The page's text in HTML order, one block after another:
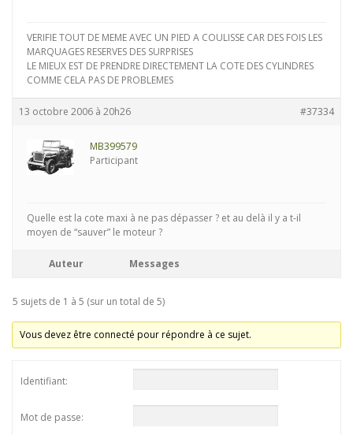
VERIFIE TOUT DE MEME AVEC UN PIED A COULISSE CAR DES FOIS LES
MARQUAGES RESERVES DES SURPRISES
LE MIEUX EST DE PRENDRE DIRECTEMENT LA COTE DES CYLINDRES
COMME CELA PAS DE PROBLEMES
13 octobre 2006 à 20h26 #37334
MB399579
Participant
Quelle est la cote maxi à ne pas dépasser ? et au delà il y a t-il
moyen de “sauver” le moteur ?
Auteur Messages
5 sujets de 1 à 5 (sur un total de 5)
Vous devez être connecté pour répondre à ce sujet.
Identifiant:
Mot de passe: